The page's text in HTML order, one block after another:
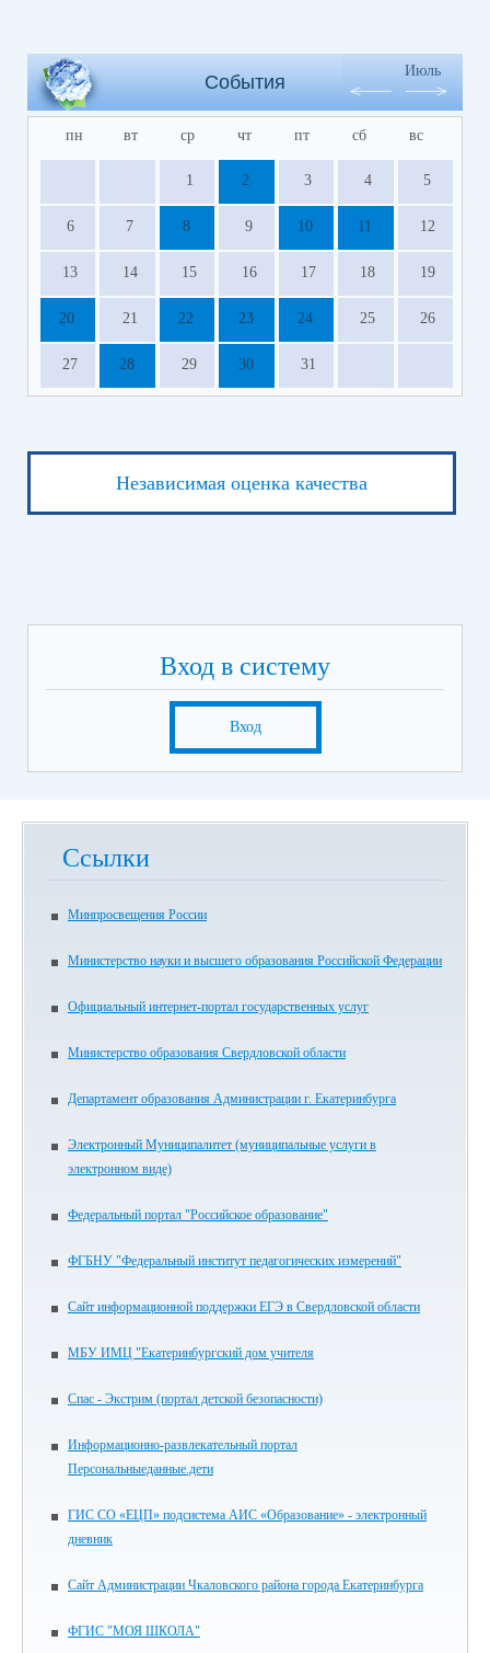
События
Июль
пн вт ср чт пт сб вс
1 2 3 4 5
6 7 8 9 10 11 12
13 14 15 16 17 18 19
20 21 22 23 24 25 26
27 28 29 30 31
Независимая оценка качества
Вход в систему
Вход
Ссылки
Минпросвещения России
Министерство науки и высшего образования Российской Федерации
Официальный интернет-портал государственных услуг
Министерство образования Свердловской области
Департамент образования Администрации г. Екатеринбурга
Электронный Муниципалитет (муниципальные услуги в
электронном виде)
Федеральный портал "Российское образование"
ФГБНУ "Федеральный институт педагогических измерений"
Сайт информационной поддержки ЕГЭ в Свердловской области
МБУ ИМЦ "Екатеринбургский дом учителя
Спас - Экстрим (портал детской безопасности)
Информационно-развлекательный портал
Персональныеданные.дети
ГИС СО «ЕЦП» подсистема АИС «Образование» - электронный
дневник
Сайт Администрации Чкаловского района города Екатеринбурга
ФГИС "МОЯ ШКОЛА"